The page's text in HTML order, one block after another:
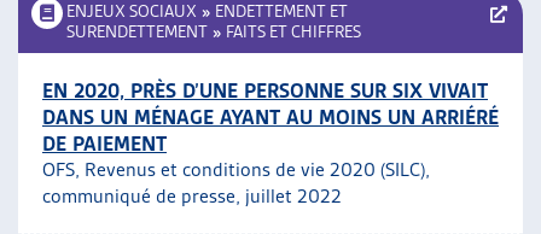
ENJEUX SOCIAUX » ENDETTEMENT ET
SURENDETTEMENT » FAITS ET CHIFFRES
EN 2020, PRÈS D’UNE PERSONNE SUR SIX VIVAIT
DANS UN MÉNAGE AYANT AU MOINS UN ARRIÉRÉ
DE PAIEMENT
OFS, Revenus et conditions de vie 2020 (SILC),
communiqué de presse, juillet 2022